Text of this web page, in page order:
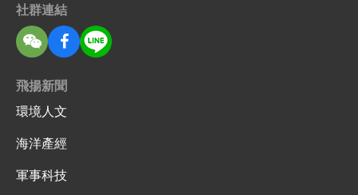
社群連結
飛揚新聞
環境人文
海洋產經
軍事科技